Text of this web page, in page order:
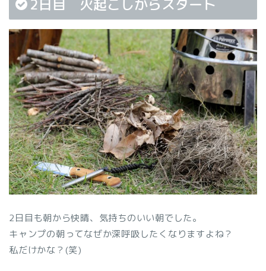
2日目 火起こしからスタート
2日目も朝から快晴、気持ちのいい朝でした。
キャンプの朝ってなぜか深呼吸したくなりますよね？
私だけかな？(笑)